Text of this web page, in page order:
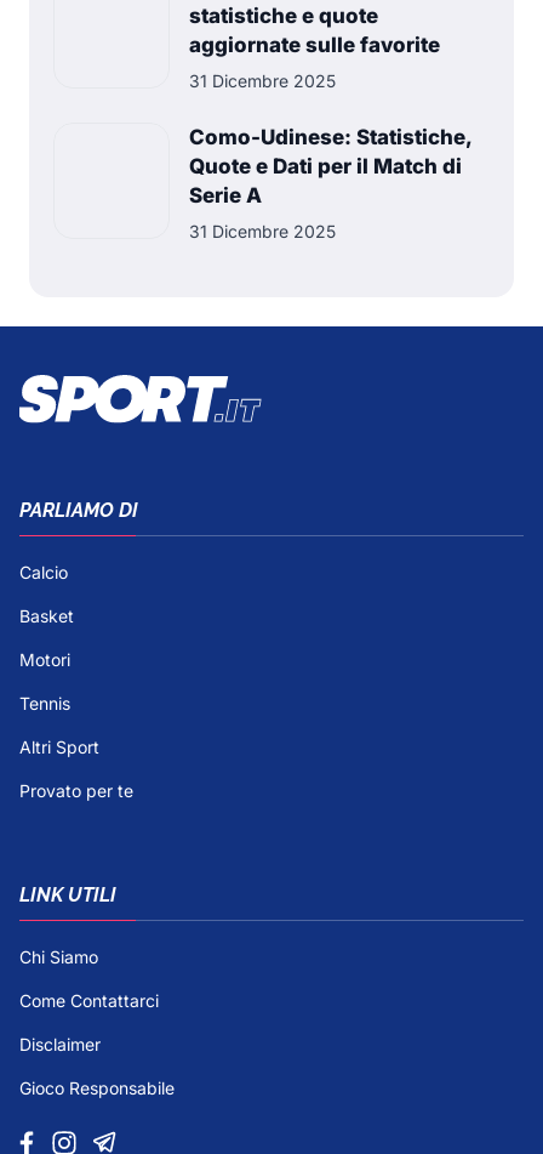
statistiche e quote
aggiornate sulle favorite
31 Dicembre 2025
Como-Udinese: Statistiche,
Quote e Dati per il Match di
Serie A
31 Dicembre 2025
PARLIAMO DI
Calcio
Basket
Motori
Tennis
Altri Sport
Provato per te
LINK UTILI
Chi Siamo
Come Contattarci
Disclaimer
Gioco Responsabile